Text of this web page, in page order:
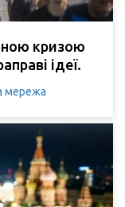
кризою
ідеї.
мережа